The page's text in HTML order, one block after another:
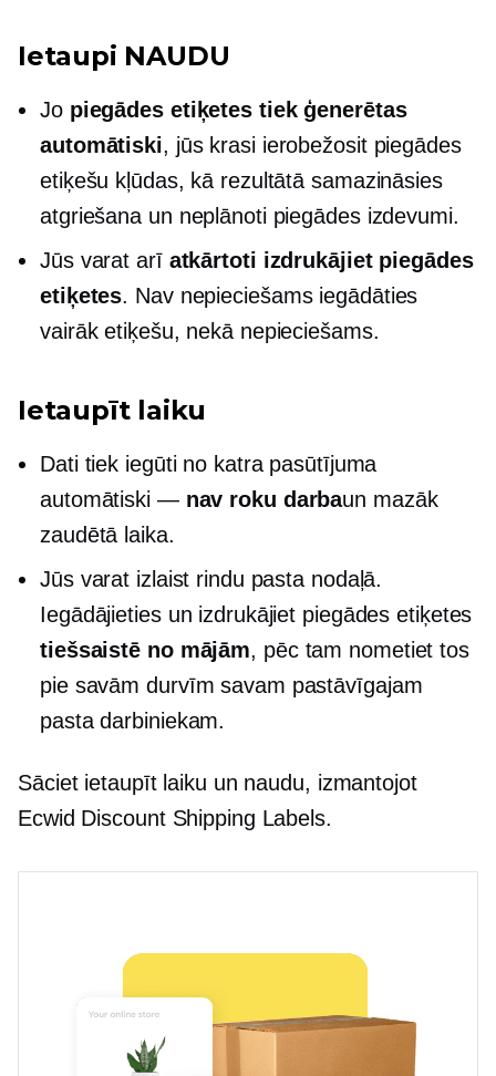
Ietaupi NAUDU
Jo piegādes etiķetes tiek ģenerētas
automātiski, jūs krasi ierobežosit piegādes
etiķešu kļūdas, kā rezultātā samazināsies
atgriešana un neplānoti piegādes izdevumi.
Jūs varat arī atkārtoti izdrukājiet piegādes
etiķetes. Nav nepieciešams iegādāties
vairāk etiķešu, nekā nepieciešams.
Ietaupīt laiku
Dati tiek iegūti no katra pasūtījuma
automātiski — nav roku darbaun mazāk
zaudētā laika.
Jūs varat izlaist rindu pasta nodaļā.
Iegādājieties un izdrukājiet piegādes etiķetes
tiešsaistē no mājām, pēc tam nometiet tos
pie savām durvīm savam pastāvīgajam
pasta darbiniekam.
Sāciet ietaupīt laiku un naudu, izmantojot
Ecwid Discount Shipping Labels.